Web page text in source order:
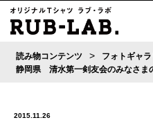
読み物コンテンツ > フォトギャ
静岡県 清水第一剣友会のみなさま
2015.11.26